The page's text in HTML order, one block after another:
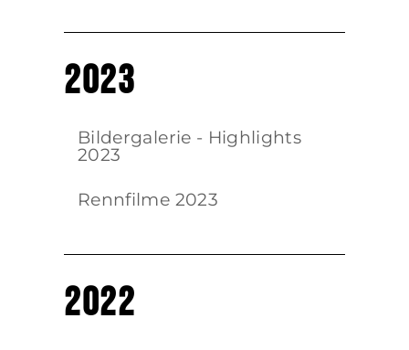
2023
Bildergalerie - Highlights
2023
Rennfilme 2023
2022